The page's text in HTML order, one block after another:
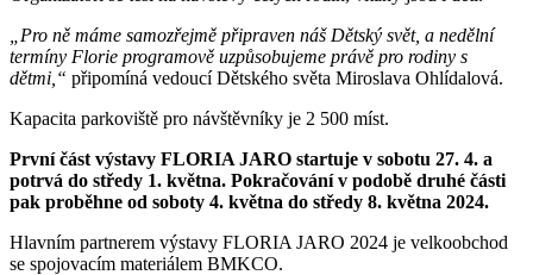
„Pro ně máme samozřejmě připraven náš Dětský svět, a nedělní
termíny Florie programově uzpůsobujeme právě pro rodiny s
dětmi,“ připomíná vedoucí Dětského světa Miroslava Ohlídalová.
Kapacita parkoviště pro návštěvníky je 2 500 míst.
První část výstavy FLORIA JARO startuje v sobotu 27. 4. a
potrvá do středy 1. května. Pokračování v podobě druhé části
pak proběhne od soboty 4. května do středy 8. května 2024.
Hlavním partnerem výstavy FLORIA JARO 2024 je velkoobchod
se spojovacím materiálem BMKCO.